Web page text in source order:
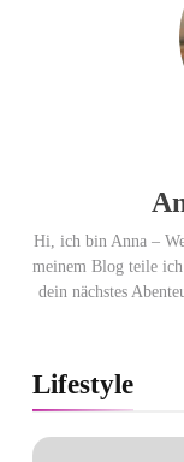
Hi, ich bin Anna –
meinem Blog teile
dein nächstes
Lifestyle